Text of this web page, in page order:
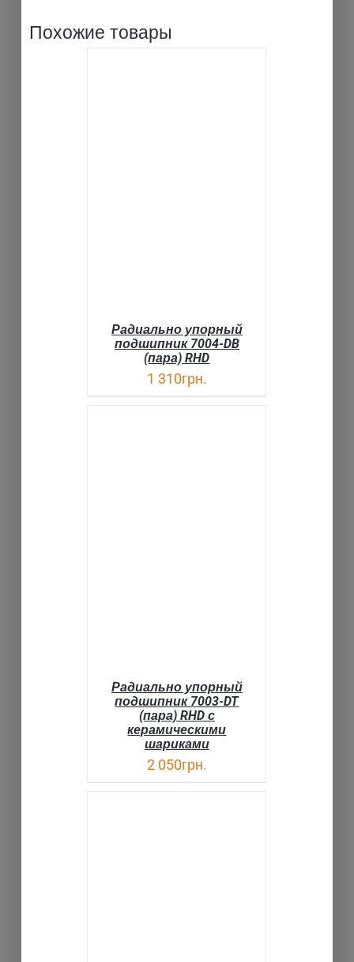
Похожие товары
Радиально упорный
подшипник 7004-DB
(пара) RHD
1 310грн.
Радиально упорный
подшипник 7003-DT
(пара) RHD с
керамическими
шариками
2 050грн.